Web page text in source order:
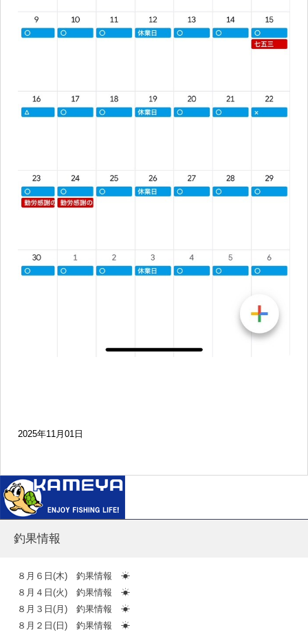
2025年11月01日
釣果情報
８月６日(木) 釣果情報 ☀
８月４日(火) 釣果情報 ☀
８月３日(月) 釣果情報 ☀
８月２日(日) 釣果情報 ☀